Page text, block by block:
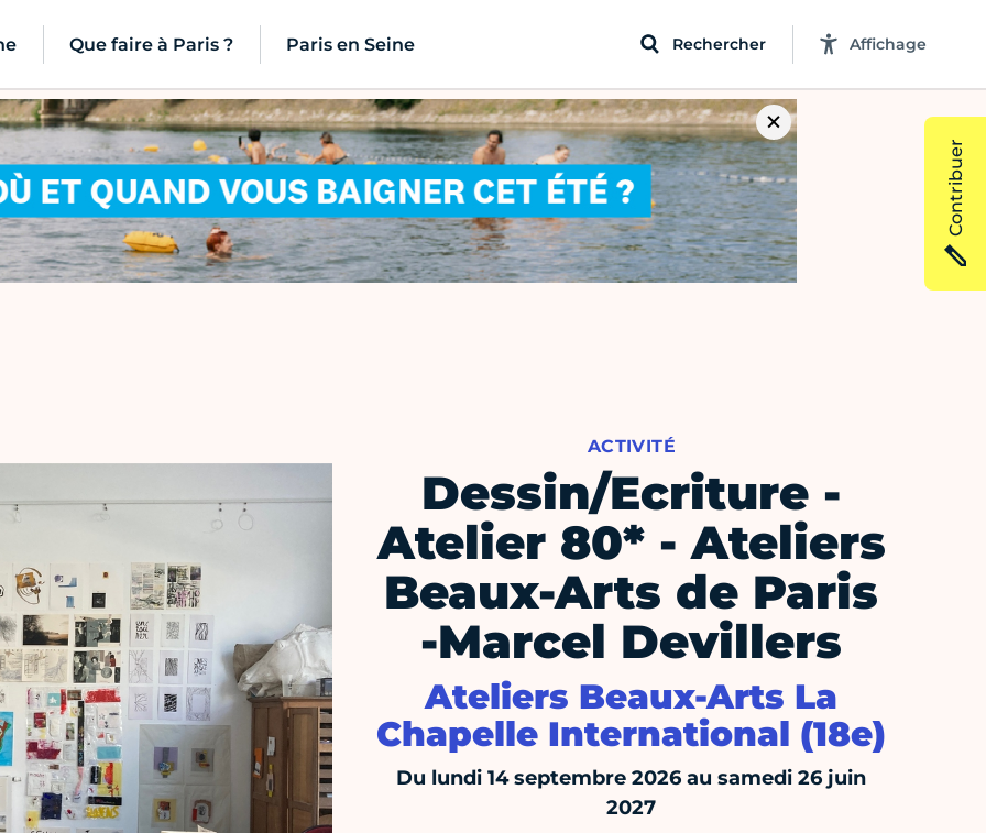
Que faire à Paris ? Paris en Seine Rechercher Affichage
ACTIVITÉ
Dessin/Ecriture -
Atelier 80* - Ateliers
Beaux-Arts de Paris
-Marcel Devillers
Ateliers Beaux-Arts La
Chapelle International (18e)
Du lundi 14 septembre 2026 au samedi 26 juin
2027
Contribuer